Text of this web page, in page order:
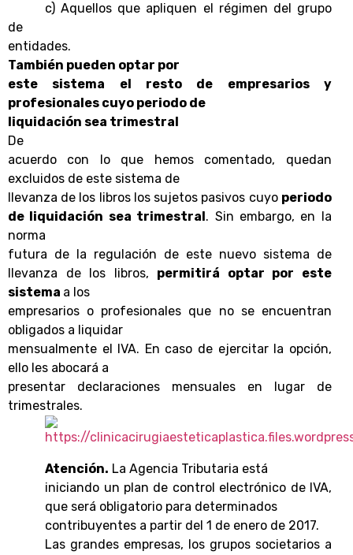
c) Aquellos que apliquen el régimen del grupo
de
entidades.
También pueden optar por
este sistema el resto de empresarios y
profesionales cuyo periodo de
liquidación sea trimestral
De
acuerdo con lo que hemos comentado, quedan
excluidos de este sistema de
llevanza de los libros los sujetos pasivos cuyo periodo
de liquidación sea trimestral . Sin embargo, en la
norma
futura de la regulación de este nuevo sistema de
llevanza de los libros, permitirá optar por este
sistema a los
empresarios o profesionales que no se encuentran
obligados a liquidar
mensualmente el IVA. En caso de ejercitar la opción,
ello les abocará a
presentar declaraciones mensuales en lugar de
trimestrales.
Atención. La Agencia Tributaria está
iniciando un plan de control electrónico de IVA,
que será obligatorio para determinados
contribuyentes a partir del 1 de enero de 2017.
Las grandes empresas, los grupos societarios a